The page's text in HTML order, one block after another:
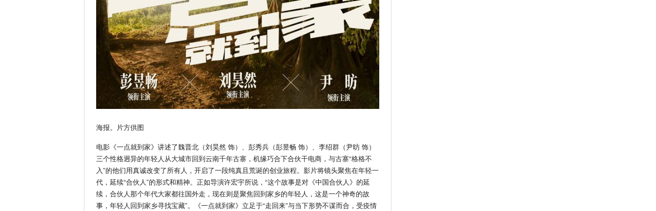
海报。片方供图
电影《一点就到家》讲述了魏晋北（刘昊然 饰）、彭秀兵（彭昱畅 饰）、李绍群（尹昉 饰）
三个性格迥异的年轻人从大城市回到云南千年古寨，机缘巧合下合伙干电商，与古寨“格格不
入”的他们用真诚改变了所有人，开启了一段纯真且荒诞的创业旅程。影片将镜头聚焦在年轻一
代，延续“合伙人”的形式和精神。正如导演许宏宇所说，“这个故事是对《中国合伙人》的延
续，合伙人那个年代大家都往国外走，现在则是聚焦回到家乡的年轻人，这是一个神奇的故
事，年轻人回到家乡寻找宝藏”。《一点就到家》立足于“走回来”与当下形势不谋而合，受疫情